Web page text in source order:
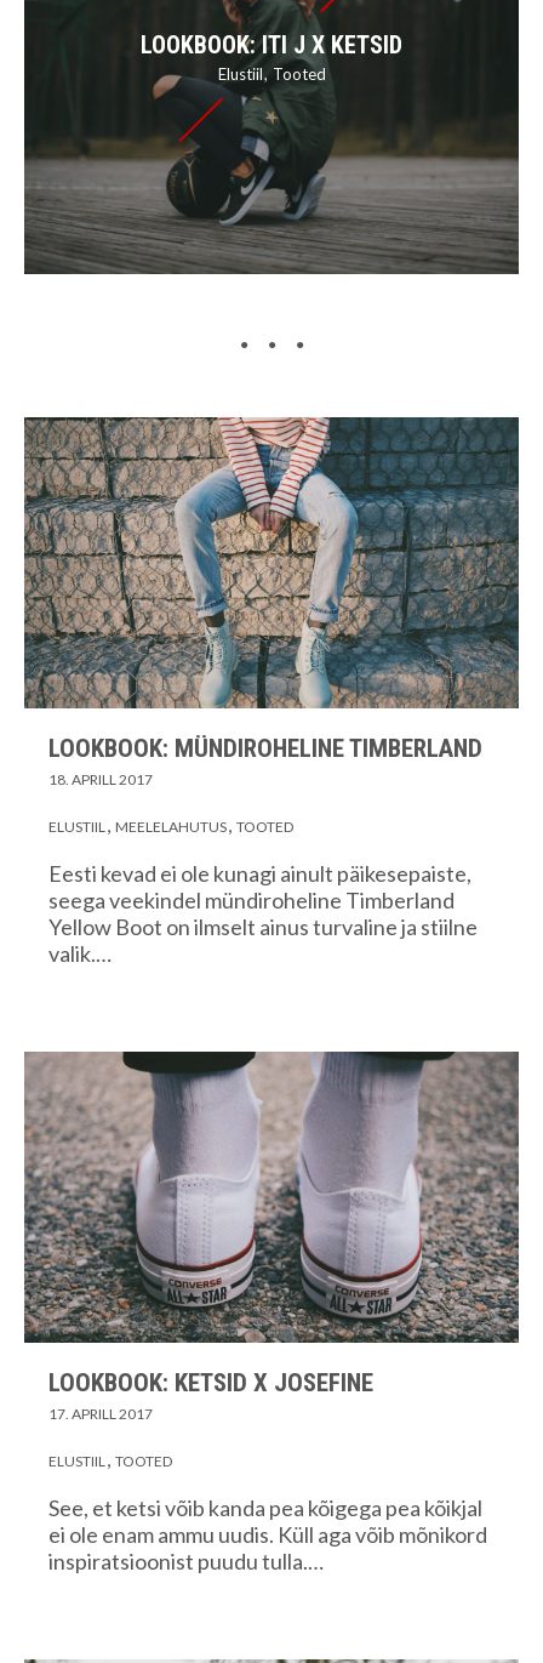
LOOKBOOK: ITI J X KETSID
Elustiil Tooted
LOOKBOOK: MÜNDIROHELINE TIMBERLAND
18. APRILL 2017
ELUSTIIL MEELELAHUTUS TOOTED
Eesti kevad ei ole kunagi ainult päikesepaiste,
seega veekindel mündiroheline Timberland
Yellow Boot on ilmselt ainus turvaline ja stiilne
valik.…
LOOKBOOK: KETSID X JOSEFINE
17. APRILL 2017
ELUSTIIL TOOTED
See, et ketsi võib kanda pea kõigega pea kõikjal
ei ole enam ammu uudis. Küll aga võib mõnikord
inspiratsioonist puudu tulla.…